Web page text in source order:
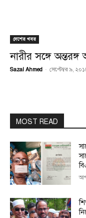
দেশের খবর
নারীর সঙ্গে
Sazal Ahmed - সেপ্টেম্বর ৯,
MOST READ